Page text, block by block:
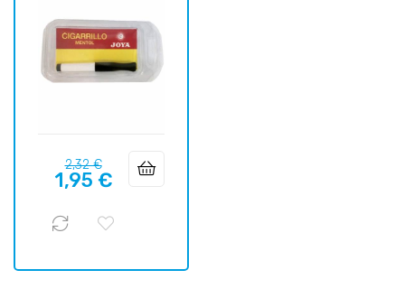
Precio
regular
2,32 €Precio
1,95 €